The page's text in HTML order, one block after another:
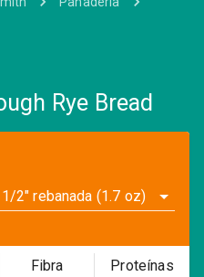
Rye Bread
2" rebanada (1.7 oz)
Fibra Proteínas